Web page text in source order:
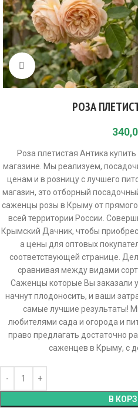
Click to enlarge
РОЗА
Роза плетистая Антика
магазине. Мы реализуем,
ценам и в розницу с лучшего
магазин, это отборный
саженцы розы в Крыму от
всей территории России.
Крымский Дачник, чтобы
а цены для оптовых
соответствующей странице.
сравнивая между видами
Саженцы которые Вы заказали
начнут плодоносить, и ваши
самые лучшие результаты!
любителями сада и огорода и
право предлагать достаточно
саженцев в Крыму, с
В